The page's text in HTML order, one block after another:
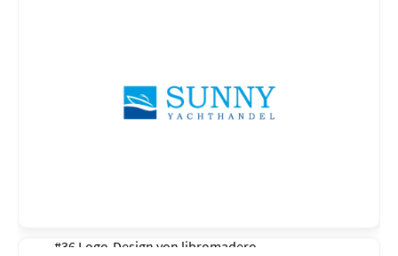
#36 Logo-Design von libromadero